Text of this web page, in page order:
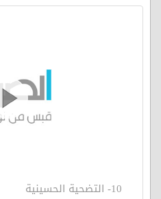
10- التضحية الحسينية